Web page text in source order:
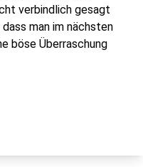
verbindlich gesagt
man im nächsten
böse Überraschung